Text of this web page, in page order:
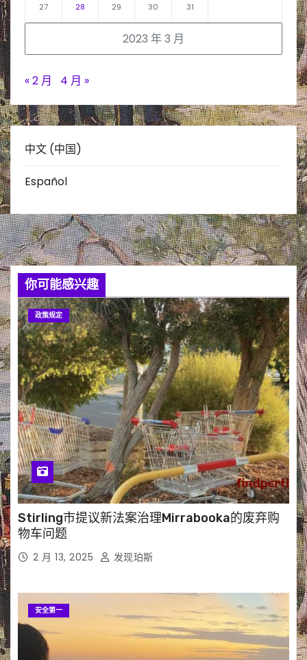
2023 年 3 月
27 28 29 30 31
« 2 月 4 月 »
中文 (中国)
Español
你可能感兴趣
政策规定
Stirling市提议新法案治理Mirrabooka的废弃购
物车问题
2 月 13, 2025 发现珀斯
安全第一